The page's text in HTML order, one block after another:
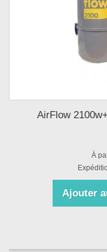
AirFlow
À
Ajouter